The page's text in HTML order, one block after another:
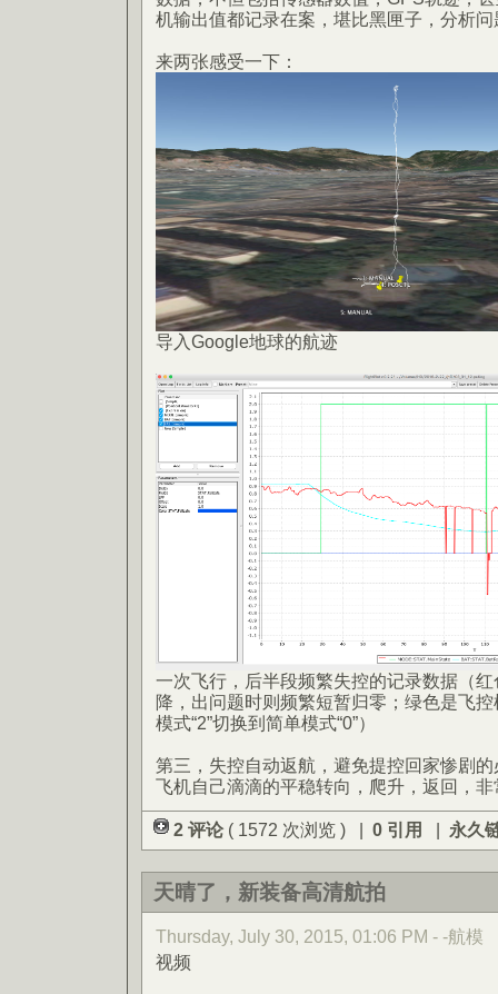
机输出值都记录在案，堪比黑匣子，分析
来两张感受一下：
导入Google地球的航迹
一次飞行，后半段频繁失控的记录数据（
降，出问题时则频繁短暂归零；绿色是飞
模式“2”切换到简单模式“0”）
第三，失控自动返航，避免提控回家惨剧
飞机自己滴滴的平稳转向，爬升，返回，
2 评论 ( 1572 次浏览 ) | 0 引用 | 永久
天晴了，新装备高清航拍
Thursday, July 30, 2015, 01:06 PM - -航模
视频